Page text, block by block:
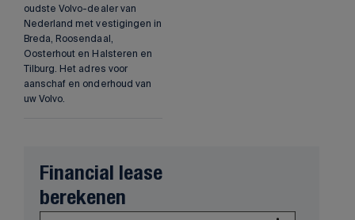
oudste Volvo-dealer van
Nederland met vestigingen in
Breda, Roosendaal,
Oosterhout en Halsteren en
Tilburg. Het adres voor
aanschaf en onderhoud van
uw Volvo.
Financial lease
berekenen